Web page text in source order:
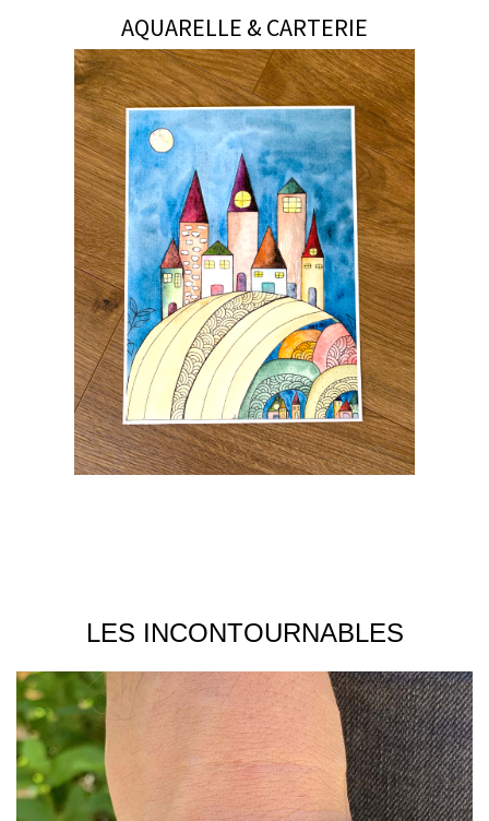
AQUARELLE & CARTERIE
LES INCONTOURNABLES